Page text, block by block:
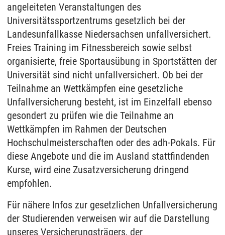
angeleiteten Veranstaltungen des
Universitätssportzentrums gesetzlich bei der
Landesunfallkasse Niedersachsen unfallversichert.
Freies Training im Fitnessbereich sowie selbst
organisierte, freie Sportausübung in Sportstätten der
Universität sind nicht unfallversichert. Ob bei der
Teilnahme an Wettkämpfen eine gesetzliche
Unfallversicherung besteht, ist im Einzelfall ebenso
gesondert zu prüfen wie die Teilnahme an
Wettkämpfen im Rahmen der Deutschen
Hochschulmeisterschaften oder des adh-Pokals. Für
diese Angebote und die im Ausland stattfindenden
Kurse, wird eine Zusatzversicherung dringend
empfohlen.
Für nähere Infos zur gesetzlichen Unfallversicherung
der Studierenden verweisen wir auf die Darstellung
unseres Versicherungsträgers, der